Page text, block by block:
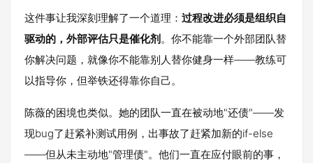
这件事让我深刻理解了一个道理： 过程改进必须是组织自
驱动的，外部评估只是催化剂 。你不能靠一个外部团队替
你解决问题，就像你不能靠别人替你健身一样——教练可
以指导你，但举铁还得靠你自己。
陈薇的困境也类似。她的团队一直在被动地"还债"——发
现bug了赶紧补测试用例，出事故了赶紧加新的if-else
——但从未主动地"管理债"。他们一直在应付眼前的事，